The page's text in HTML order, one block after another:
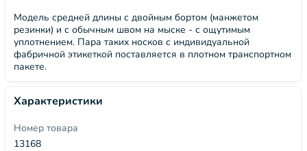
Модель средней длины с двойным бортом (манжетом
резинки) и с обычным швом на мыске - с ощутимым
уплотнением. Пара таких носков с индивидуальной
фабричной этикеткой поставляется в плотном транспортном
пакете.
Характеристики
Номер товара
13168